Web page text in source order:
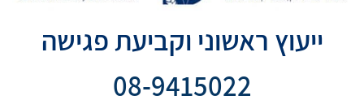
ייעוץ ראשוני וקביעת פגישה
08-9415022